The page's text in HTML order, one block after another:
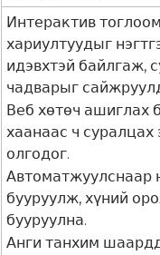
Интерактив
хариултуудыг
идэвхтэй байлгаж,
чадварыг
Веб хөтөч ашиглах
хаанаас ч суралцах
олгодог.
Автоматжуулснаар
бууруулж, хүний
бууруулна.
Анги танхим